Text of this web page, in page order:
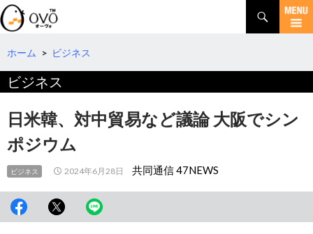
検
索
コ
テ
へ
ホーム > ビジネス
ビジネス
日米韓、対中貿易など議論 大阪でシン
ポジウム
ビジネス 2024年6月28日 共同通信 47NEWS